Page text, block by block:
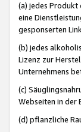
(a) jedes
eine
gesponserten
(b) jedes
Lizenz zur
Unternehmens
(c)
Webseiten in der
(d) pflanzliche